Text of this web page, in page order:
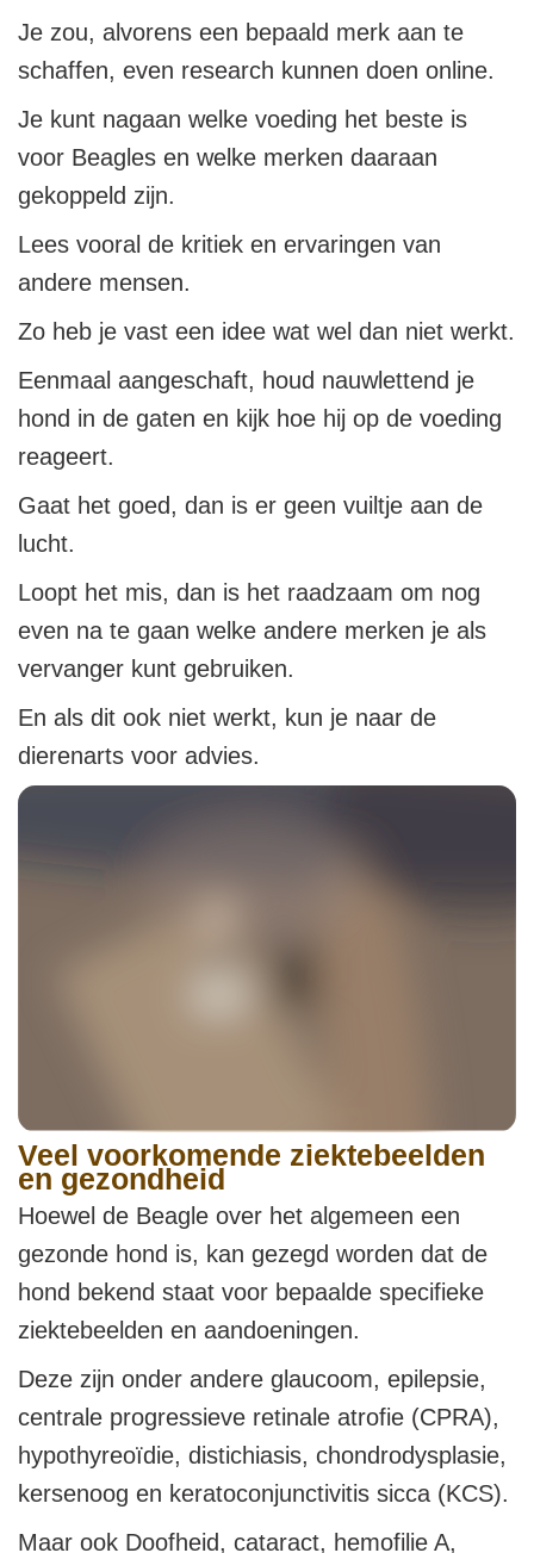
Je zou, alvorens een bepaald merk aan te
schaffen, even research kunnen doen online.
Je kunt nagaan welke voeding het beste is
voor Beagles en welke merken daaraan
gekoppeld zijn.
Lees vooral de kritiek en ervaringen van
andere mensen.
Zo heb je vast een idee wat wel dan niet werkt.
Eenmaal aangeschaft, houd nauwlettend je
hond in de gaten en kijk hoe hij op de voeding
reageert.
Gaat het goed, dan is er geen vuiltje aan de
lucht.
Loopt het mis, dan is het raadzaam om nog
even na te gaan welke andere merken je als
vervanger kunt gebruiken.
En als dit ook niet werkt, kun je naar de
dierenarts voor advies.
Veel voorkomende ziektebeelden
en gezondheid
Hoewel de Beagle over het algemeen een
gezonde hond is, kan gezegd worden dat de
hond bekend staat voor bepaalde specifieke
ziektebeelden en aandoeningen.
Deze zijn onder andere glaucoom, epilepsie,
centrale progressieve retinale atrofie (CPRA),
hypothyreoïdie, distichiasis, chondrodysplasie,
kersenoog en keratoconjunctivitis sicca (KCS).
Maar ook Doofheid, cataract, hemofilie A,